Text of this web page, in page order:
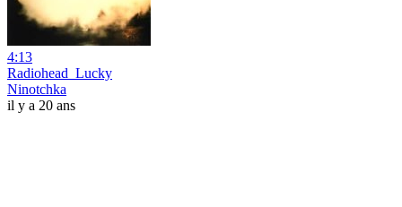
4:13
Radiohead_Lucky
Ninotchka
il y a 20 ans